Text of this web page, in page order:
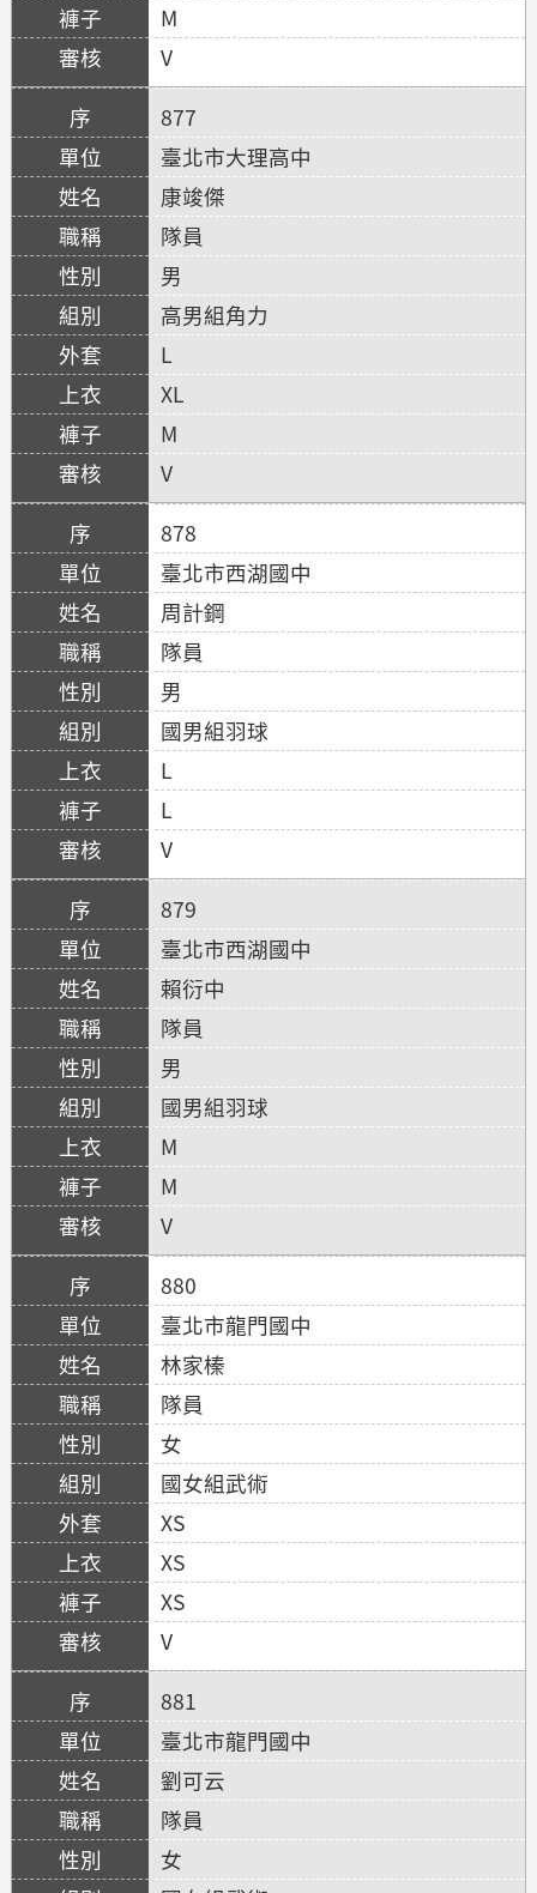
M
V
877
臺北市大理高中
康竣傑
隊員
男
高男組角力
L
XL
M
V
878
臺北市西湖國中
周計鋼
隊員
男
國男組羽球
L
L
V
879
臺北市西湖國中
賴衍中
隊員
男
國男組羽球
M
M
V
880
臺北市龍門國中
林家榛
隊員
女
國女組武術
XS
XS
XS
V
881
臺北市龍門國中
劉可云
隊員
女